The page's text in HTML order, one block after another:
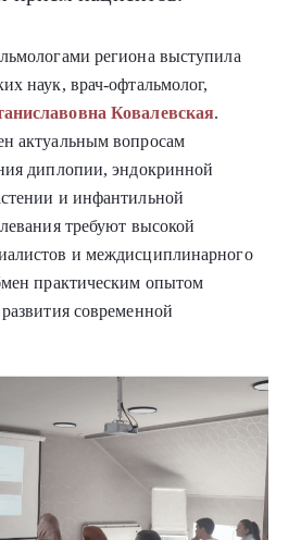
региона выступила
наук, врач-офтальмолог,
Ковалевская.
актуальным вопросам
диплопии, эндокринной
и инфантильной
требуют высокой
и междисциплинарного
практическим опытом
современной